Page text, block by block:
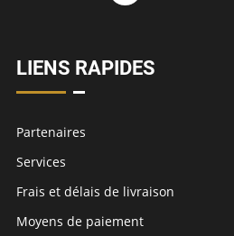
LIENS RAPIDES
Partenaires
Services
Frais et délais de livraison
Moyens de paiement